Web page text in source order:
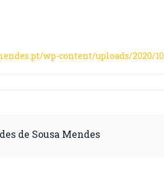
wp-content/uploads/2020/
de Sousa Mendes